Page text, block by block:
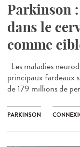
Parkinson
dans le
comme
Les maladies
principaux fardeaux
de 179 millions de
PARKINSON